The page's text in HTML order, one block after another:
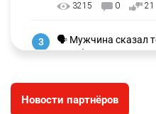
3215 0 21
3
🗣 Мужчина сказал
заработал
🐏 Скота больше, а
Новости партнёров